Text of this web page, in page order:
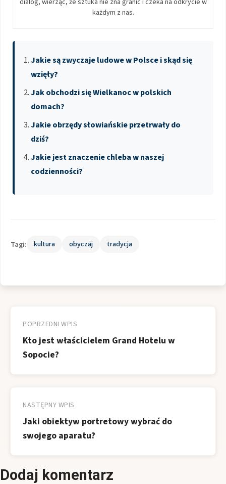
dialog, wierząc, że sztuka nie zna granic i czeka na odkrycie w
każdym z nas.
Jakie są zwyczaje ludowe w Polsce i skąd się
wzięły?
Jak obchodzi się Wielkanoc w polskich
domach?
Jakie obrzędy słowiańskie przetrwały do
dziś?
Jakie jest znaczenie chleba w naszej
codzienności?
Tagi: kultura obyczaj tradycja
wpisu
POPRZEDNI WPIS
Kto jest właścicielem Grand Hotelu w
Sopocie?
NASTĘPNY WPIS
Jaki obiektyw portretowy wybrać do
swojego aparatu?
Dodaj komentarz